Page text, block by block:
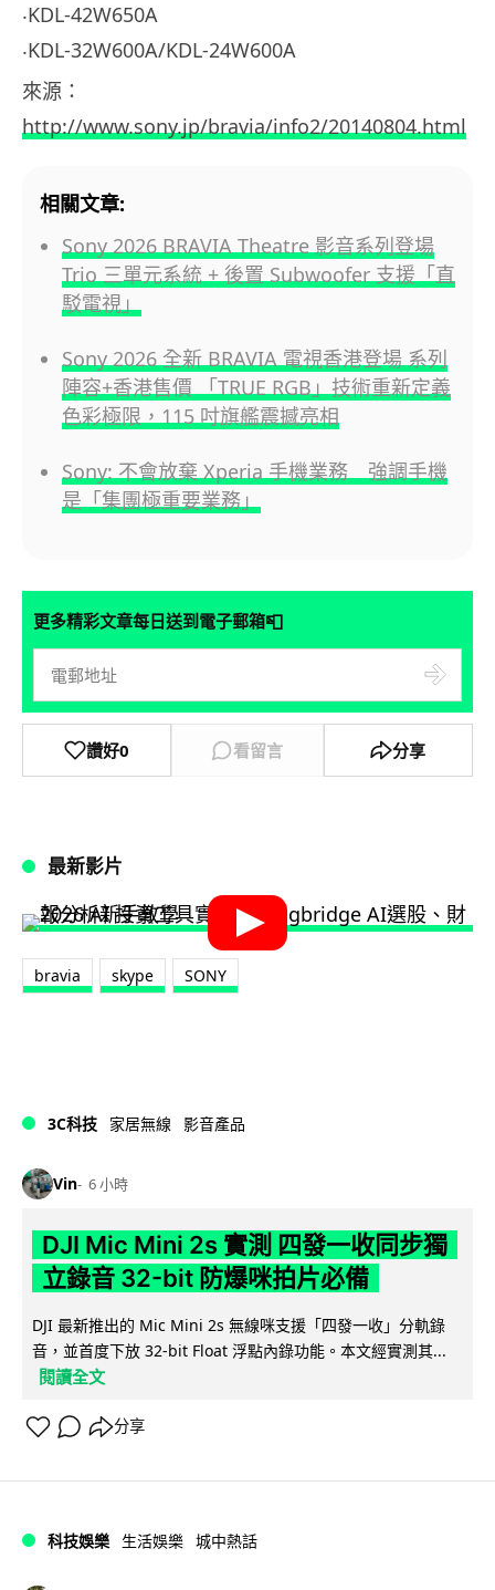
‧KDL-42W650A
‧KDL-32W600A/KDL-24W600A
來源：
http://www.sony.jp/bravia/info2/20140804.html
相關文章:
Sony 2026 BRAVIA Theatre 影音系列登場
Trio 三單元系統 + 後置 Subwoofer 支援「直
駁電視」
Sony 2026 全新 BRAVIA 電視香港登場 系列
陣容+香港售價 「TRUE RGB」技術重新定義
色彩極限，115 吋旗艦震撼亮相
Sony: 不會放棄 Xperia 手機業務 強調手機
是「集團極重要業務」
更多精彩文章每日送到電子郵箱📮
讚好0 看留言 分享
最新影片
bravia skype SONY
3C科技 家居無線 影音產品
Vin 6 小時
DJI Mic Mini 2s 實測 四發一收同步獨
立錄音 32-bit 防爆咪拍片必備
DJI 最新推出的 Mic Mini 2s 無線咪支援「四發一收」分軌錄
音，並首度下放 32-bit Float 浮點內錄功能。本文經實測其...
閱讀全文
分享
科技娛樂 生活娛樂 城中熱話